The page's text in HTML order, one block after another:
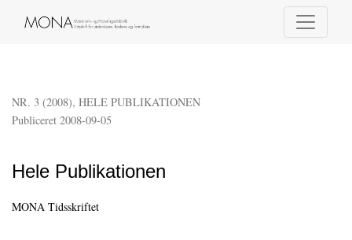
NR. 3 (2008), HELE PUBLIKATIONEN
Hele Publikationen
Publiceret 2008-09-05
MONA Tidsskriftet